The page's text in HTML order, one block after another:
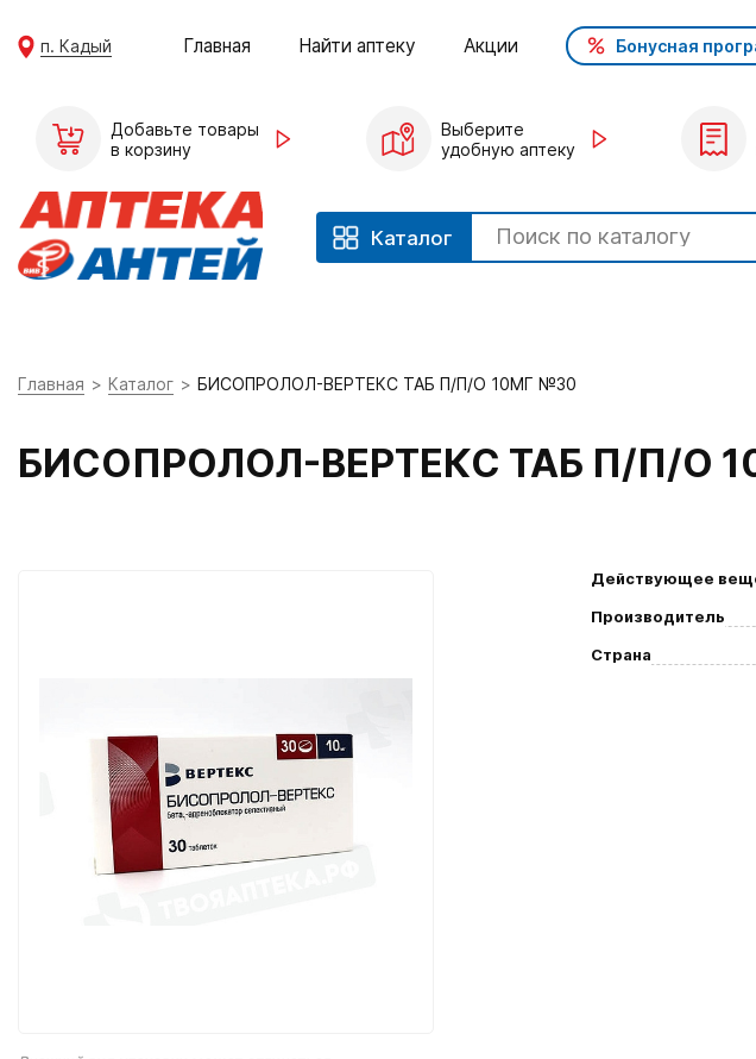
п. Кадый Главная Найти аптеку Акции Бонусная
Добавьте товары
в корзину
Выберите
удобную аптеку
Каталог
Главная Каталог БИСОПРОЛОЛ-ВЕРТЕКС ТАБ П/П/О 10МГ №30
БИСОПРОЛОЛ-ВЕРТЕКС ТАБ П/П/О
Действующее
Производитель
Страна